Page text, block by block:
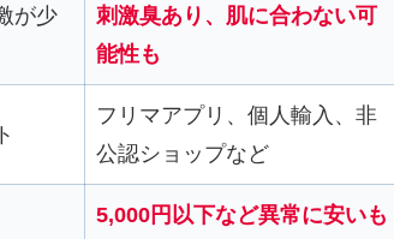
が少
刺激臭あり、肌に合わない可
能性も
フリマアプリ、個人輸入、非
公認ショップなど
5,000円以下など異常に安いも